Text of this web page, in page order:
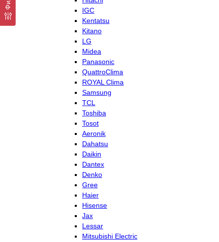
IGC
Kentatsu
Kitano
LG
Midea
Panasonic
QuattroClima
ROYAL Clima
Samsung
TCL
Toshiba
Tosot
Aeronik
Dahatsu
Daikin
Dantex
Denko
Gree
Haier
Hisense
Jax
Lessar
Mitsubishi Electric